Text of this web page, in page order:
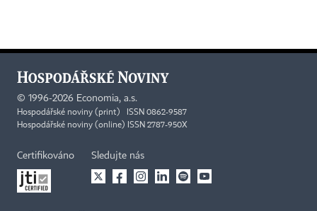
© 1996-2026 Economia, a.s.
Hospodářské noviny (print) ISSN 0862-9587
Hospodářské noviny (online) ISSN 2787-950X
Certifikováno Sledujte nás